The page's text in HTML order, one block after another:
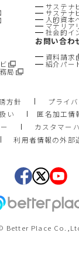
サステナ
サステナ
人的資本
マテリア
社会的イ
局
お問い合わ
資料請求
紹介パー
方針
プライ
い
匿名加工情
カスタマー
利用者情報の外部
Better Place